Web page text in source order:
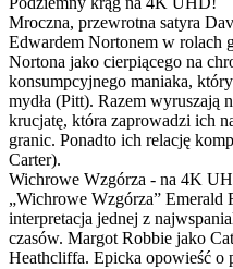
Mroczna, przewrotna satyra
Edwardem Nortonem w rolach
Nortona jako cierpiącego na
konsumpcyjnego maniaka,
mydła (Pitt). Razem wyruszają
krucjatę, która zaprowadzi ich
granic. Ponadto ich relację
Carter).
Wichrowe Wzgórza - na 4K
„Wichrowe Wzgórza” Emerald
interpretacja jednej z
czasów. Margot Robbie jako
Heathcliffa. Epicka opowieść o